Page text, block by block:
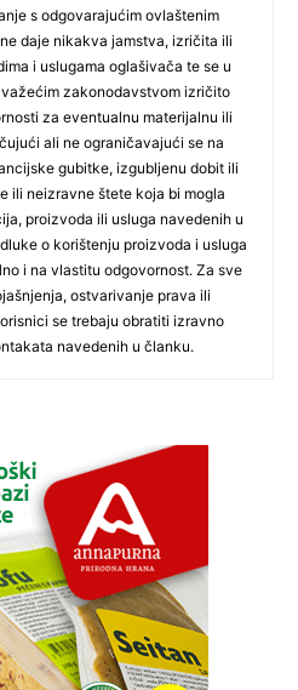
s odgovarajućim ovlaštenim
daje nikakva jamstva, izričita ili
i uslugama oglašivača te se u
zakonodavstvom izričito
za eventualnu materijalnu ili
ali ne ograničavajući se na
gubitke, izgubljenu dobit ili
ili neizravne štete koja bi mogla
proizvoda ili usluga navedenih u
o korištenju proizvoda i usluga
i na vlastitu odgovornost. Za sve
ostvarivanje prava ili
se trebaju obratiti izravno
navedenih u članku.